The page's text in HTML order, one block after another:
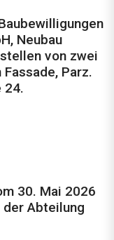
Neubau
von zwei
Parz.
24.
30. Mai 2026
Abteilung